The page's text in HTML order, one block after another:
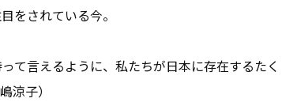
をされている今。
て言えるように、私たちが日本に存在するたく
涼子）